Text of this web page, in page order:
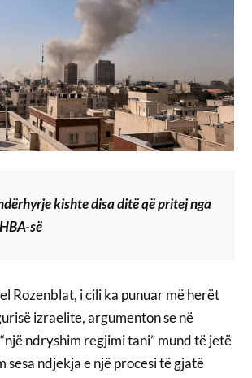
kishte disa ditë që pritej nga
së
Rozenblat, i cili ka punuar më herët
izraelite, argumenton se në
ndryshim regjimi tani” mund të jetë
sesa ndjekja e një procesi të gjatë